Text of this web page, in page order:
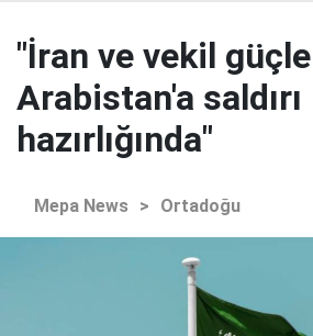
"İran ve vekil
Arabistan'a saldırı
hazırlığında"
Mepa News > Ortadoğu